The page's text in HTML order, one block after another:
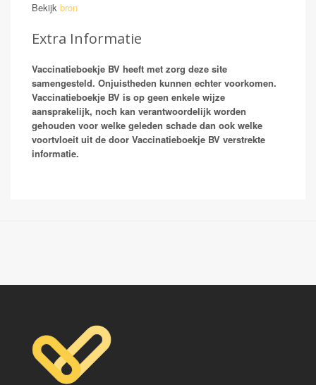
Bekijk bron
Extra Informatie
Vaccinatieboekje BV heeft met zorg deze site
samengesteld. Onjuistheden kunnen echter voorkomen.
Vaccinatieboekje BV is op geen enkele wijze
aansprakelijk, noch kan verantwoordelijk worden
gehouden voor welke geleden schade dan ook welke
voortvloeit uit de door Vaccinatieboekje BV verstrekte
informatie.